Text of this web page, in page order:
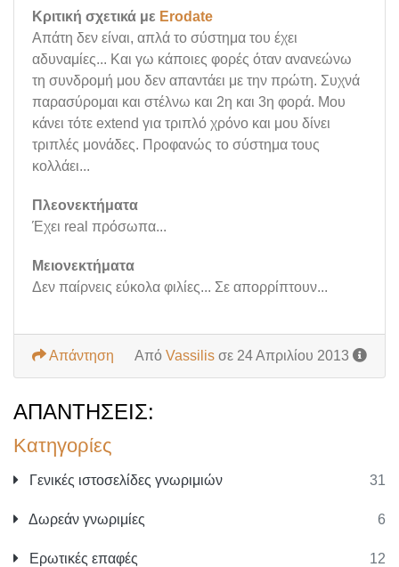
Κατηγορίες
Γενικές ιστοσελίδες γνωριμιών 31
Δωρεάν γνωριμίες 6
Ερωτικές επαφές 12
Κριτική σχετικά με Erodate
Απάτη δεν είναι, απλά το σύστημα του έχει
αδυναμίες... Και γω κάποιες φορές όταν ανανεώνω
τη συνδρομή μου δεν απαντάει με την πρώτη. Συχνά
παρασύρομαι και στέλνω και 2η και 3η φορά. Μου
κάνει τότε extend για τριπλό χρόνο και μου δίνει
τριπλές μονάδες. Προφανώς το σύστημα τους
κολλάει...
Πλεονεκτήματα
Έχει real πρόσωπα...
Μειονεκτήματα
Δεν παίρνεις εύκολα φιλίες... Σε απορρίπτουν...
Από Vassilis σε 24 Απριλίου 2013
Απάντηση
ΑΠΑΝΤΉΣΕΙΣ: